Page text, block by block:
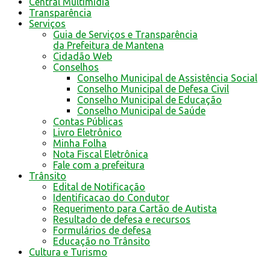
Transparência
Serviços
Guia de Serviços e Transparência
da Prefeitura de Mantena
Cidadão Web
Conselhos
Conselho Municipal de Assistência Social
Conselho Municipal de Defesa Civil
Conselho Municipal de Educação
Conselho Municipal de Saúde
Contas Públicas
Livro Eletrônico
Minha Folha
Nota Fiscal Eletrônica
Fale com a prefeitura
Trânsito
Edital de Notificação
Identificacao do Condutor
Requerimento para Cartão de Autista
Resultado de defesa e recursos
Formulários de defesa
Educação no Trânsito
Cultura e Turismo